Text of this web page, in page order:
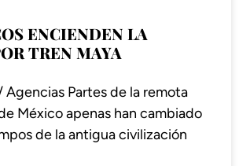
ENCIENDEN LA
TREN MAYA
Agencias Partes de la remota
México apenas han cambiado
de la antigua civilización